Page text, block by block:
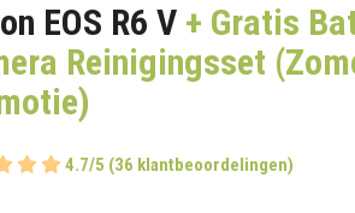
EOS R6 V + Gratis
Reinigingsset
4.7/5 (36 klantbeoordelingen)